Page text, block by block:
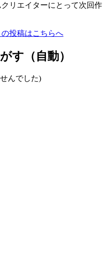
リエイターにとって次回作
投稿はこちらへ
す（自動）
んでした)